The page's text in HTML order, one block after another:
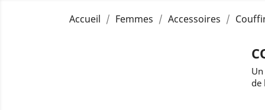
Accueil Femmes Accessoires
de